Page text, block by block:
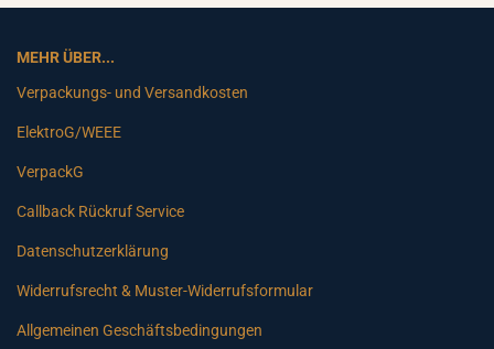
MEHR ÜBER...
Verpackungs- und Versandkosten
ElektroG/WEEE
VerpackG
Callback Rückruf Service
Datenschutzerklärung
Widerrufsrecht & Muster-Widerrufsformular
Allgemeinen Geschäftsbedingungen